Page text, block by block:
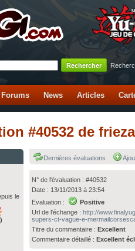
Forums News Articles
#40532 de
le
)
Dernières évaluations
N° de l'évaluation : #40532
Date : 13/11/2013 à 23:54
Evaluation :
Positive
Url de l'échange :http://
supers-ct-vague-e-
Titre du commentaire :Excellent
Commentaire détaillé :Excellent